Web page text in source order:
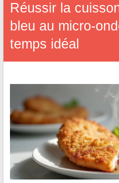
Réussir la
bleu au micro-
temps idéal